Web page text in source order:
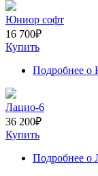
Юниор софт
16 700₽
Купить
Подробнее о
Лацио-6
36 200₽
Купить
Подробнее о